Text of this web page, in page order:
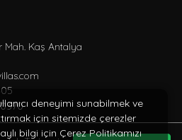
Mah. Kaş Antalya
deneyimi sunabilmek ve
için sitemizde çerezler
bilgi için Çerez Politikamızı